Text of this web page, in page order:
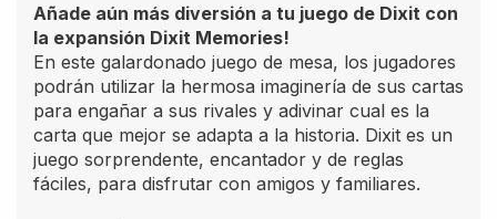
Añade aún más diversión a tu juego de Dixit con
la expansión Dixit Memories!
En este galardonado juego de mesa, los jugadores
podrán utilizar la hermosa imaginería de sus cartas
para engañar a sus rivales y adivinar cual es la
carta que mejor se adapta a la historia. Dixit es un
juego sorprendente, encantador y de reglas
fáciles, para disfrutar con amigos y familiares.